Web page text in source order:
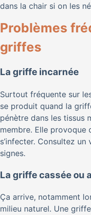
dans la chair si on les
Problèmes
griffes
La griffe incarnée
Surtout fréquente sur
se produit quand la
pénètre dans les tissus
membre. Elle provoque
s’infecter. Consultez
signes.
La griffe cassée ou
Ça arrive, notamment
milieu naturel. Une